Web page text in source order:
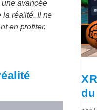
avancée
la réalité. Il ne
en profiter.